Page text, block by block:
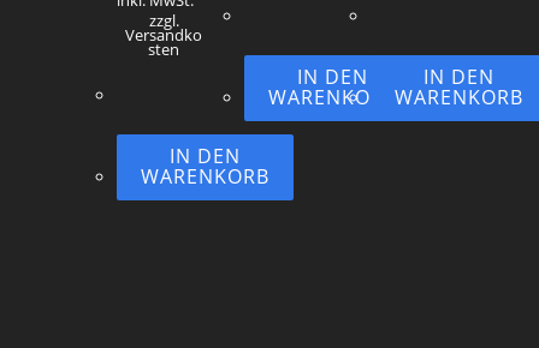
zzgl.
Versandko
sten
IN DEN
WARENKORB
IN DEN
WARENKORB
IN DEN
WARENKORB